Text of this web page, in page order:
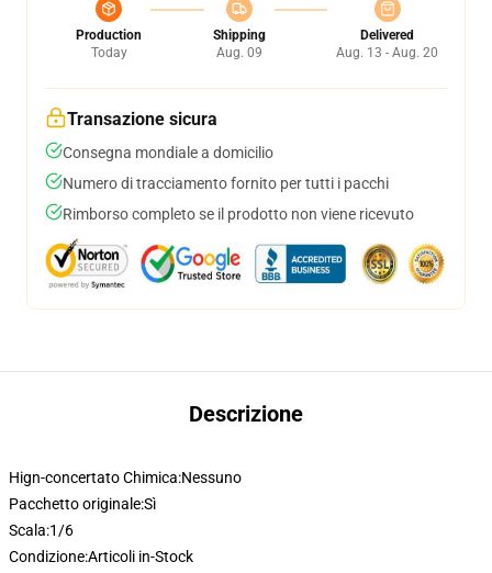
Production
Today
Shipping
Aug. 09
Delivered
Aug. 13 - Aug. 20
Transazione sicura
Consegna mondiale a domicilio
Numero di tracciamento fornito per tutti i pacchi
Rimborso completo se il prodotto non viene ricevuto
Descrizione
Hign-concertato Chimica:Nessuno
Pacchetto originale:Sì
Scala:1/6
Condizione:Articoli in-Stock